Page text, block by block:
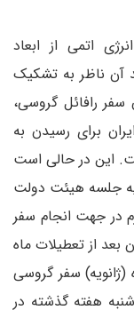
اتمی از ابعاد
آن ناظر به تشکیک
رافائل گروسی،
برای رسیدن به
این در حالی است
جلسه هیئت دولت
در جهت انجام سفر
بعد از تعطیلات ماه
(ژانویه) سفر گروسی
هفته گذشته در